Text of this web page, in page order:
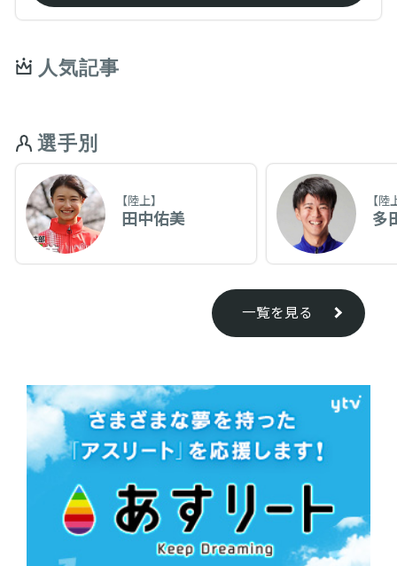
人気記事
選手別
【陸上】
田中佑美
【陸
多
一覧を見る